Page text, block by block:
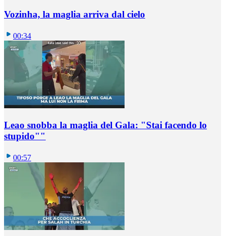
Vozinha, la maglia arriva dal cielo
00:34
Leao snobba la maglia del Gala: "Stai facendo lo
stupido""
00:57